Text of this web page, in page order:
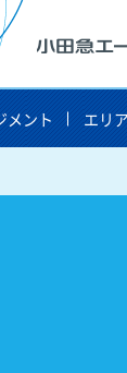
メント エリ